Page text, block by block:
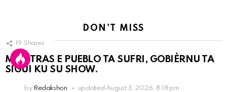
DON'T MISS
19 Shares
MIENTRAS E PUEBLO TA SUFRI, GOBIÈRNU TA
SIGUI KU SU SHOW.
by Redakshon updated August 3, 2026, 8:18 pm